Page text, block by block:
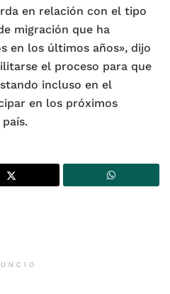
en relación con el tipo
migración que ha
en los últimos años», dijo
el proceso para que
incluso en el
en los próximos